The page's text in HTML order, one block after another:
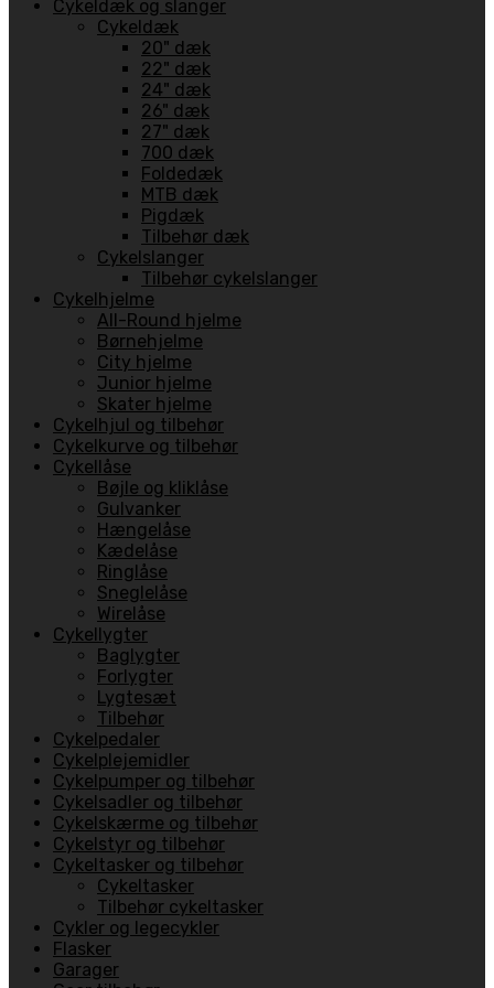
Cykeldæk og slanger
Cykeldæk
20" dæk
22" dæk
24" dæk
26" dæk
27" dæk
700 dæk
Foldedæk
MTB dæk
Pigdæk
Tilbehør dæk
Cykelslanger
Tilbehør cykelslanger
Cykelhjelme
All-Round hjelme
Børnehjelme
City hjelme
Junior hjelme
Skater hjelme
Cykelhjul og tilbehør
Cykelkurve og tilbehør
Cykellåse
Bøjle og kliklåse
Gulvanker
Hængelåse
Kædelåse
Ringlåse
Sneglelåse
Wirelåse
Cykellygter
Baglygter
Forlygter
Lygtesæt
Tilbehør
Cykelpedaler
Cykelplejemidler
Cykelpumper og tilbehør
Cykelsadler og tilbehør
Cykelskærme og tilbehør
Cykelstyr og tilbehør
Cykeltasker og tilbehør
Cykeltasker
Tilbehør cykeltasker
Cykler og legecykler
Flasker
Garager